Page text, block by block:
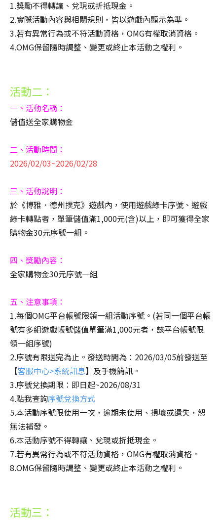
1.獎勵不得轉讓、兌現或折抵現金。
2.實際活動內容與相關規則，皆以遊戲內顯示為準。
3.若有異常行為或不符活動資格，OMG有權取消資格。
4.OMG保留隨時調整、變更或終止本活動之權利。
活動二：
一、活動名稱：
儲值送全家購物金
二、活動時間：
2026/02/03~2026/02/28
三、活動說明：
於《博雅．德州撲克》遊戲內，使用遊戲綠卡序號、遊戲
綠卡轉點者，單筆儲值滿1,000元(含)以上，即可獲得全家
購物金30元序號一組。
四、獎勵內容：
全家購物金30元序號一組
五、注意事項：
1.每個OMG平台帳號限領一組活動序號。(若同一個平台帳
號有多組遊戲帳號儲值單筆滿1,000元者，該平台帳號限
領一組序號)
2.序號有限送完為止。發送時間為：2026/03/05前發送至
【客服中心>系統訊息】及手機簡訊。
3.序號兌換期限：即日起~2026/08/31
4.點我查詢序號兌換方式
5.本活動序號限使用一次，逾期未使用、損壞或遺失，恕
無法補發。
6.本活動序號不得轉讓、兌現或折抵現金。
7.若有異常行為或不符活動資格，OMG有權取消資格。
8.OMG保留隨時調整、變更或終止本活動之權利。
活動三：